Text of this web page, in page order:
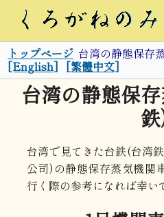
トップページ 台湾の静態保存
[English] [繁體中文]
台湾の静態保
台湾で見てきた台鉄(台湾
公司)の静態保存蒸気機関
行く際の参考になれば幸い